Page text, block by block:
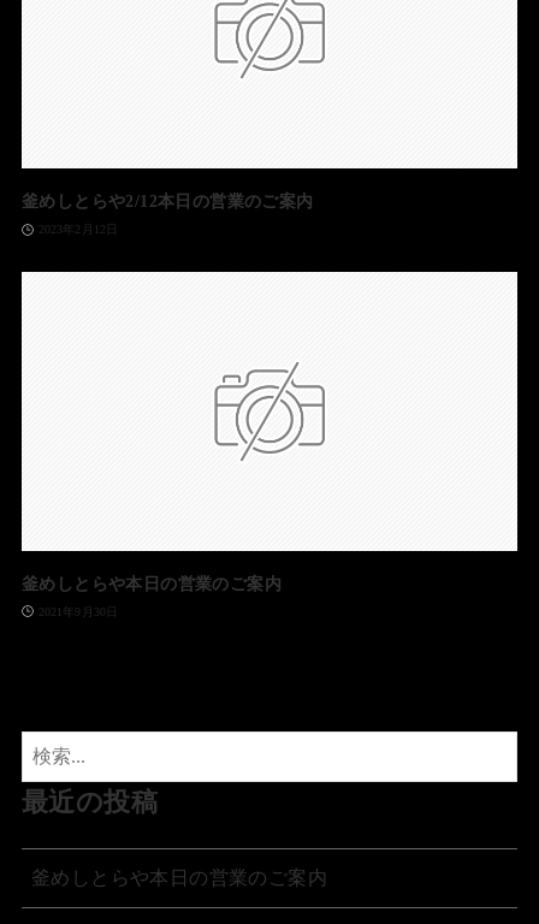
釜めしとらや2/12本日の営業のご案内
2023年2月12日
釜めしとらや本日の営業のご案内
2021年9月30日
最近の投稿
釜めしとらや本日の営業のご案内